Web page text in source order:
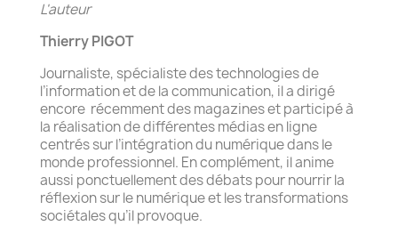
L'auteur
Thierry PIGOT
Journaliste, spécialiste des technologies de
l’information et de la communication, il a dirigé
encore récemment des magazines et participé à
la réalisation de différentes médias en ligne
centrés sur l’intégration du numérique dans le
monde professionnel. En complément, il anime
aussi ponctuellement des débats pour nourrir la
réflexion sur le numérique et les transformations
sociétales qu’il provoque.